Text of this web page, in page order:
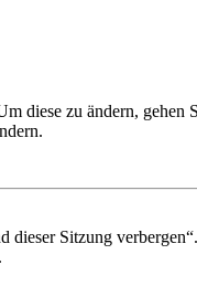
diese zu ändern,
Sitzung